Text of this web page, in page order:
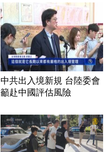
中共出入境新規 台陸委會
籲赴中國評估風險